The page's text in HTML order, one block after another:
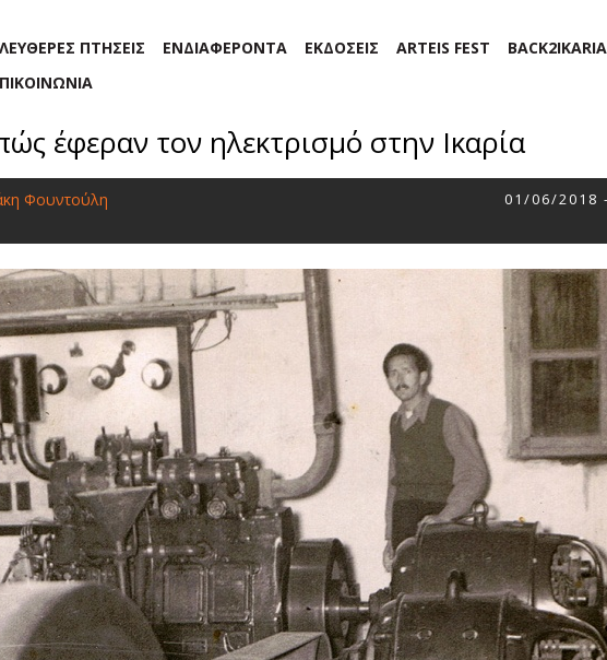
ΠΤΗΣΕΙΣ ΕΝΔΙΑΦΕΡΟΝΤΑ ΕΚΔΟΣΕΙΣ ARTEIS FEST BACK2IKARIA
έφεραν τον ηλεκτρισμό στην Ικαρία
Φουντούλη 01/06/2018